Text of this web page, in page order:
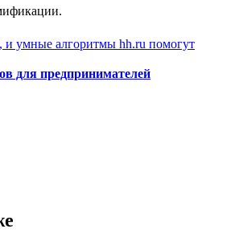
и умные алгоритмы hh.ru помогут
для предпринимателей